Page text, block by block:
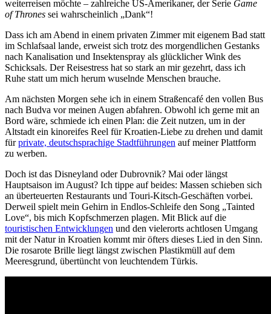
weiterreisen möchte – zahlreiche US-Amerikaner, der Serie Game
of Thrones sei wahrscheinlich „Dank“!
Dass ich am Abend in einem privaten Zimmer mit eigenem Bad statt
im Schlafsaal lande, erweist sich trotz des morgendlichen Gestanks
nach Kanalisation und Insektenspray als glücklicher Wink des
Schicksals. Der Reisestress hat so stark an mir gezehrt, dass ich
Ruhe statt um mich herum wuselnde Menschen brauche.
Am nächsten Morgen sehe ich in einem Straßencafé den vollen Bus
nach Budva vor meinen Augen abfahren. Obwohl ich gerne mit an
Bord wäre, schmiede ich einen Plan: die Zeit nutzen, um in der
Altstadt ein kinoreifes Reel für Kroatien-Liebe zu drehen und damit
fürprivate, deutschsprachige Stadtführungen auf meiner Plattform
zu werben.
Doch ist das Disneyland oder Dubrovnik? Mai oder längst
Hauptsaison im August? Ich tippe auf beides: Massen schieben sich
an überteuerten Restaurants und Touri-Kitsch-Geschäften vorbei.
Derweil spielt mein Gehirn in Endlos-Schleife den Song „Tainted
Love“, bis mich Kopfschmerzen plagen. Mit Blick auf die
touristischen Entwicklungen und den vielerorts achtlosen Umgang
mit der Natur in Kroatien kommt mir öfters dieses Lied in den Sinn.
Die rosarote Brille liegt längst zwischen Plastikmüll auf dem
Meeresgrund, übertüncht von leuchtendem Türkis.